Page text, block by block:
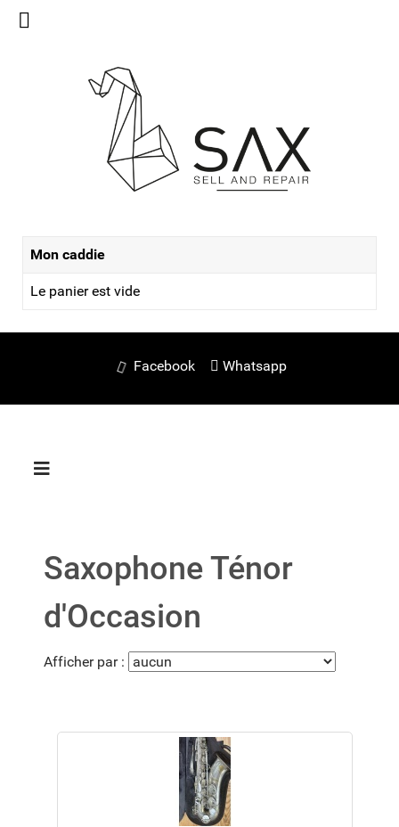
Mon caddie
Le panier est vide
Facebook Whatsapp
Saxophone Ténor
d'Occasion
Afficher par :